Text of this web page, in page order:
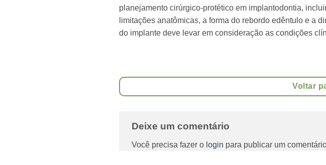
planejamento cirúrgico-protético em implantodontia,
limitações anatômicas, a forma do rebordo edêntulo e a
do implante deve levar em consideração as condições
Voltar
Deixe um comentário
Você precisa fazer o login para publicar um